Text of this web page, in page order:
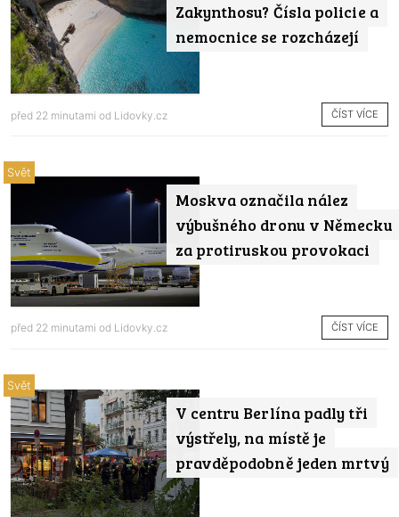
Zakynthosu? Čísla policie a
nemocnice se rozcházejí
před 22 minutami od Lidovky.cz ČÍST VÍCE
Moskva označila nález
výbušného dronu v Německu
za protiruskou provokaci
Svět
před 22 minutami od Lidovky.cz ČÍST VÍCE
V centru Berlína padly tři
výstřely, na místě je
pravděpodobně jeden mrtvý
Svět